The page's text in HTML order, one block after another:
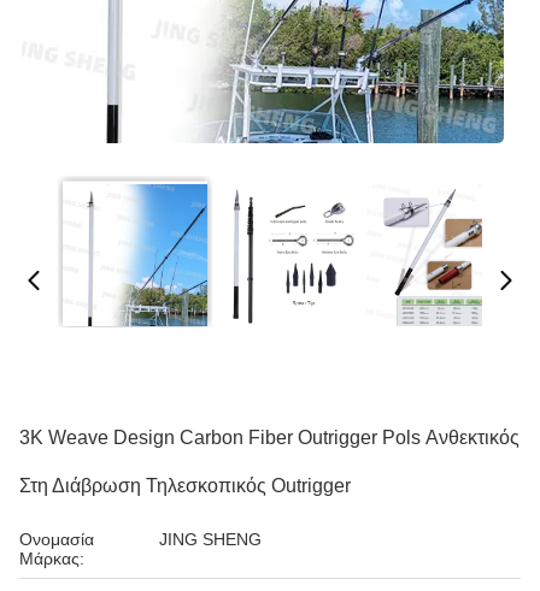
3K Weave Design Carbon Fiber Outrigger Pols Ανθεκτικός
Στη Διάβρωση Τηλεσκοπικός Outrigger
Ονομασία
Μάρκας:
JING SHENG